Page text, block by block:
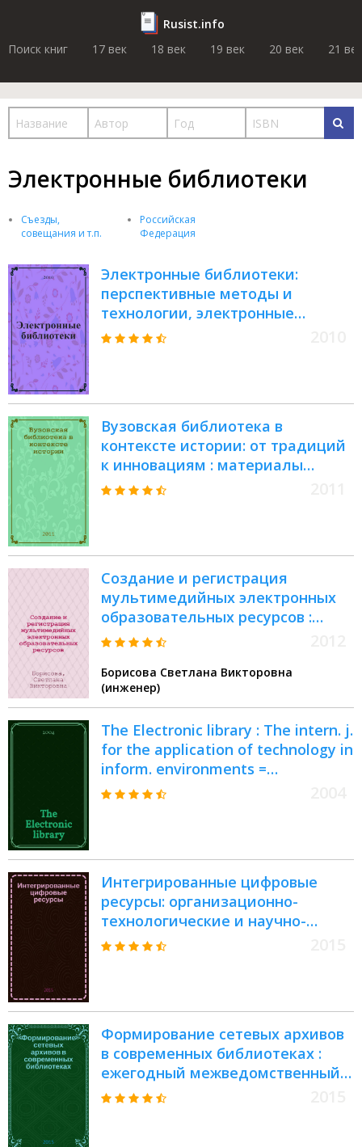
Rusist.info
Поиск книг
17 век 18 век 19 век 20 век 21 век
Электронные библиотеки
Съезды,
совещания и т.п.
Российская
Федерация
Электронные библиотеки:
перспективные методы и
технологии, электронные
коллекции = Digital libraries:
конференция "RCDL'2010",
Казань, 13-17 октября 2010 г. :
труды конференции
Вузовская библиотека в
контексте истории: от традиций
к инновациям : материалы
региональной научно-
Новгород, 25 ноября 2010 г. :
сборник докладов
Создание и регистрация
мультимедийных электронных
образовательных ресурсов :
учебно-методическое пособие
Борисова Светлана Викторовна
(инженер)
The Electronic library : The intern. j.
for the application of technology in
inform. environments =
электронные библиотеки
Интегрированные цифровые
ресурсы: организационно-
технологические и научно-
методические основы развития =
foundation of development :
сборник научных трудов
Формирование сетевых архивов
в современных библиотеках :
ежегодный межведомственный
сборник научных трудов